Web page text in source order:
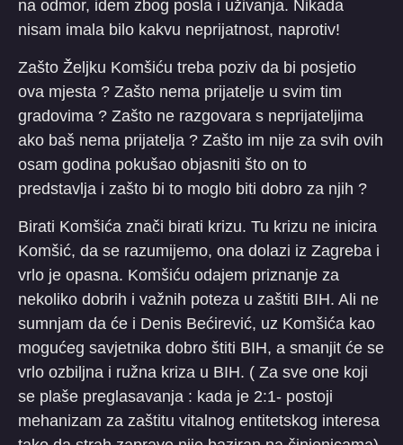
na odmor, idem zbog posla i uživanja. Nikada
nisam imala bilo kakvu neprijatnost, naprotiv!
Zašto Željku Komšiću treba poziv da bi posjetio
ova mjesta ? Zašto nema prijatelje u svim tim
gradovima ? Zašto ne razgovara s neprijateljima
ako baš nema prijatelja ? Zašto im nije za svih ovih
osam godina pokušao objasniti što on to
predstavlja i zašto bi to moglo biti dobro za njih ?
Birati Komšića znači birati krizu. Tu krizu ne inicira
Komšić, da se razumijemo, ona dolazi iz Zagreba i
vrlo je opasna. Komšiću odajem priznanje za
nekoliko dobrih i važnih poteza u zaštiti BIH. Ali ne
sumnjam da će i Denis Bećirević, uz Komšića kao
mogućeg savjetnika dobro štiti BIH, a smanjit će se
vrlo ozbiljna i ružna kriza u BIH. ( Za sve one koji
se plaše preglasavanja : kada je 2:1- postoji
mehanizam za zaštitu vitalnog entitetskog interesa